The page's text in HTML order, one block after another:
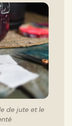
de jute et le